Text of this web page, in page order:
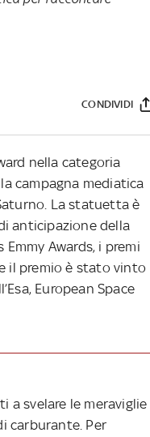
CONDIVIDI
nella categoria
campagna mediatica
La statuetta è
anticipazione della
Awards, i premi
il premio è stato vinto
European Space
a svelare le meraviglie
carburante. Per